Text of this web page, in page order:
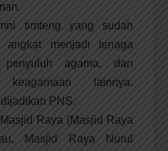
timteng yang sudah
menjadi tenaga
penyuluh agama, dan
lainnya.
PNS.
Raya (Masjid Raya
Masjid Raya Nurul